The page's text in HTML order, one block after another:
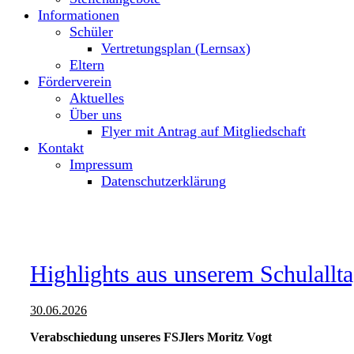
Informationen
Schüler
Vertretungsplan (Lernsax)
Eltern
Förderverein
Aktuelles
Über uns
Flyer mit Antrag auf Mitgliedschaft
Kontakt
Impressum
Datenschutzerklärung
Highlights aus unserem
30.06.2026
Verabschiedung unseres FSJlers Moritz Vogt